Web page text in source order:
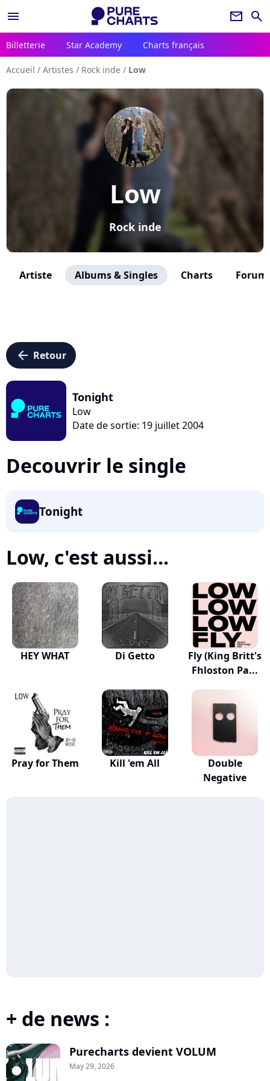
menu newsletter search
Billetterie Star Academy Charts français
Accueil / Artistes / Rock inde / Low
Low
Rock inde
Artiste Albums & Singles Charts
arrow_left Retour
Tonight
Low
Date de sortie: 19 juillet 2004
Decouvrir le single
Tonight
Low, c'est aussi...
HEY WHAT Di Getto
Fly (King Britt's
Fhloston Pa...
Pray for Them Kill 'em All
Double
Negative
+ de news :
Purecharts devient VOLUM
May 29, 2026